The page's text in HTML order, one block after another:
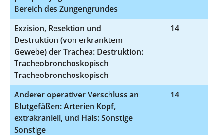
Bereich des Zungengrundes
Exzision, Resektion und
Destruktion (von erkranktem
Gewebe) der Trachea: Destruktion:
Tracheobronchoskopisch
Tracheobronchoskopisch
14
Anderer operativer Verschluss an
Blutgefäßen: Arterien Kopf,
extrakraniell, und Hals: Sonstige
Sonstige
14